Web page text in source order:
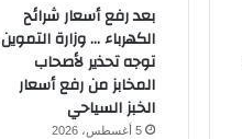
بعد رفع أسعار شرائح
الكهرباء … وزارة التموين
توجه تحذير لأصحاب
المخابز من رفع أسعار
الخبز السياحي
5 أغسطس، 2026